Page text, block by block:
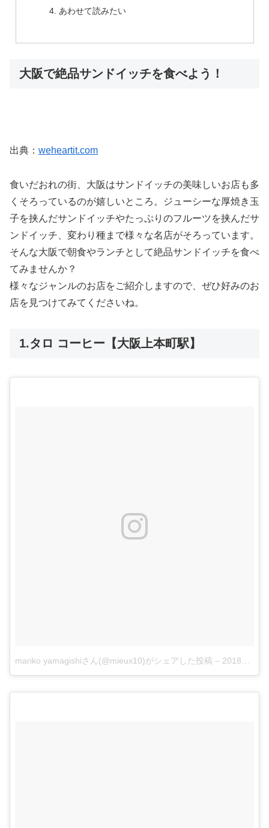
あわせて読みたい
大阪で絶品サンドイッチを食べよう！
出典： weheartit.com
食いだおれの街、大阪はサンドイッチの美味しいお店も多
くそろっているのが嬉しいところ。ジューシーな厚焼き玉
子を挟んだサンドイッチやたっぷりのフルーツを挟んだサ
ンドイッチ、変わり種まで様々な名店がそろっています。
そんな大阪で朝食やランチとして絶品サンドイッチを食べ
てみませんか？
様々なジャンルのお店をご紹介しますので、ぜひ好みのお
店を見つけてみてくださいね。
1.タロ コーヒー【大阪上本町駅】
mariko yamagishiさん(@mieux10)がシェアした投稿 – 2018年 5月月17日午前1時36分PDT